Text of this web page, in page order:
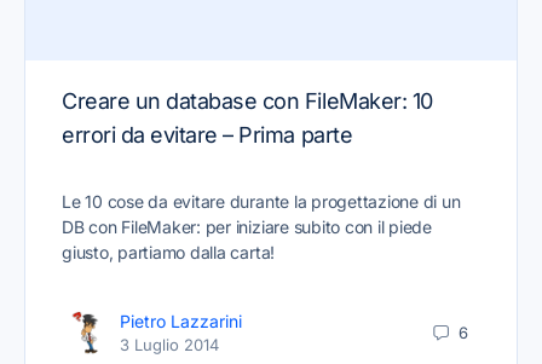
Creare un database con FileMaker: 10
errori da evitare – Prima parte
Le 10 cose da evitare durante la progettazione di un
DB con FileMaker: per iniziare subito con il piede
giusto, partiamo dalla carta!
Pietro Lazzarini
3 Luglio 2014
6